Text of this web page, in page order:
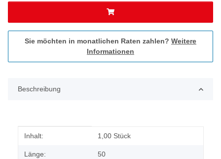
Sie möchten in monatlichen Raten zahlen? Weitere
Informationen
Beschreibung
Produkteigenschaft
Wert
Inhalt: 1,00 Stück
Länge: 50